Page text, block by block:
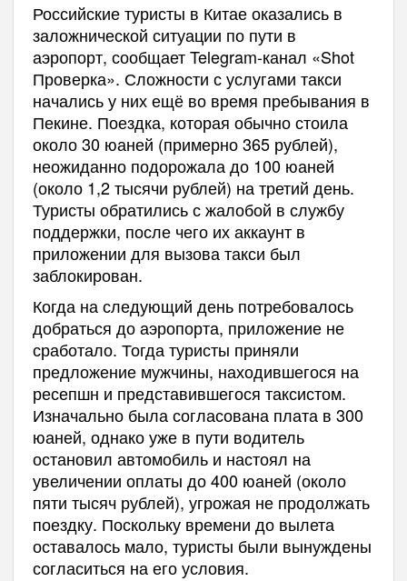
Российские туристы в Китае оказались в
заложнической ситуации по пути в
аэропорт, сообщает Telegram-канал «Shot
Проверка». Сложности с услугами такси
начались у них ещё во время пребывания в
Пекине. Поездка, которая обычно стоила
около 30 юаней (примерно 365 рублей),
неожиданно подорожала до 100 юаней
(около 1,2 тысячи рублей) на третий день.
Туристы обратились с жалобой в службу
поддержки, после чего их аккаунт в
приложении для вызова такси был
заблокирован.
Когда на следующий день потребовалось
добраться до аэропорта, приложение не
сработало. Тогда туристы приняли
предложение мужчины, находившегося на
ресепшн и представившегося таксистом.
Изначально была согласована плата в 300
юаней, однако уже в пути водитель
остановил автомобиль и настоял на
увеличении оплаты до 400 юаней (около
пяти тысяч рублей), угрожая не продолжать
поездку. Поскольку времени до вылета
оставалось мало, туристы были вынуждены
согласиться на его условия.